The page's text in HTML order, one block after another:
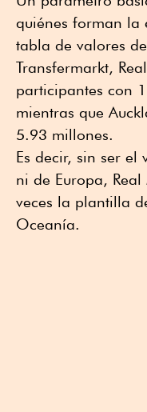
quiénes forman la
tabla de valores
Transfermarkt,
participantes con
mientras que
5.93 millones.
Es decir, sin ser el
ni de Europa,
veces la plantilla
Oceanía.